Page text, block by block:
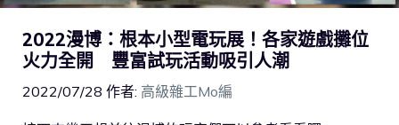
2022漫博：根本小型電玩展！各家遊戲攤位
火力全開 豐富試玩活動吸引人潮
2022/07/28 作者: 高級雜工Mo編